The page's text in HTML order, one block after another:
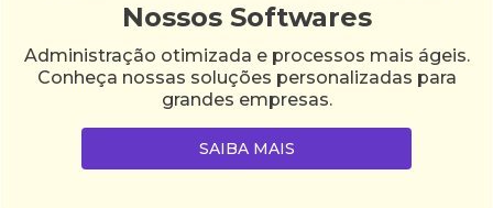
Nossos Softwares
Administração otimizada e processos mais ágeis.
Conheça nossas soluções personalizadas para
grandes empresas.
SAIBA MAIS